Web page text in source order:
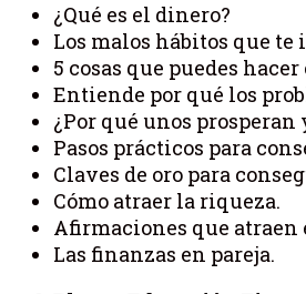
¿Qué es el dinero?
Los malos hábitos que
5 cosas que puedes
Entiende por qué los
¿Por qué unos
Pasos prácticos para
Claves de oro para
Cómo atraer la riqueza.
Afirmaciones que atraen
Las finanzas en pareja.